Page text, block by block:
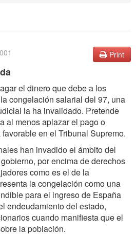
Print
el dinero que debe a los
congelación salarial del 97, una
la ha invalidado. Pretende
al menos aplazar el pago o
en el Tribunal Supremo.
han invadido el ámbito del
por encima de derechos
como es el de la
la congelación como una
para el ingreso de España
endeudamiento del estado,
cuando manifiesta que el
la población.